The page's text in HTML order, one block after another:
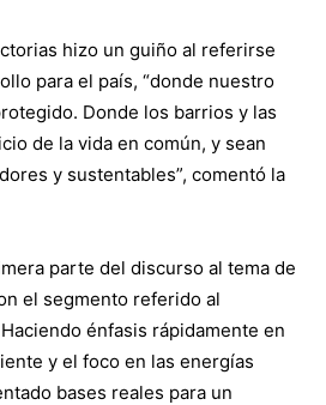
hizo un guiño al referirse
para el país, “donde nuestro
Donde los barrios y las
de la vida en común, y sean
y sustentables”, comentó la
parte del discurso al tema de
el segmento referido al
énfasis rápidamente en
y el foco en las energías
bases reales para un